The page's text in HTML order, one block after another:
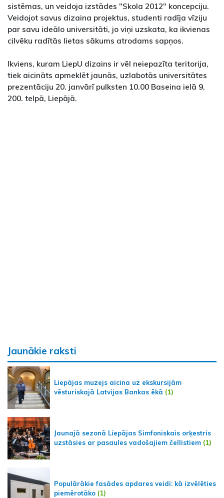
sistēmas, un veidoja izstādes "Skola 2012" koncepciju.
Veidojot savus dizaina projektus, studenti radīja vīziju
par savu ideālo universitāti, jo viņi uzskata, ka ikvienas
cilvēku radītās lietas sākums atrodams sapņos.
Ikviens, kuram LiepU dizains ir vēl neiepazīta teritorija,
tiek aicināts apmeklēt jaunās, uzlabotās universitātes
prezentāciju 20. janvārī pulksten 10.00 Baseina ielā 9,
200. telpā, Liepājā.
Jaunākie raksti
Liepājas muzejs aicina uz ekskursijām
vēsturiskajā Latvijas Bankas ēkā (1)
Jaunajā sezonā Liepājas Simfoniskais orķestris
uzstāsies ar pasaules vadošajiem čellistiem (1)
Populārākie fasādes apdares veidi: kā izvēlēties
piemērotāko (1)